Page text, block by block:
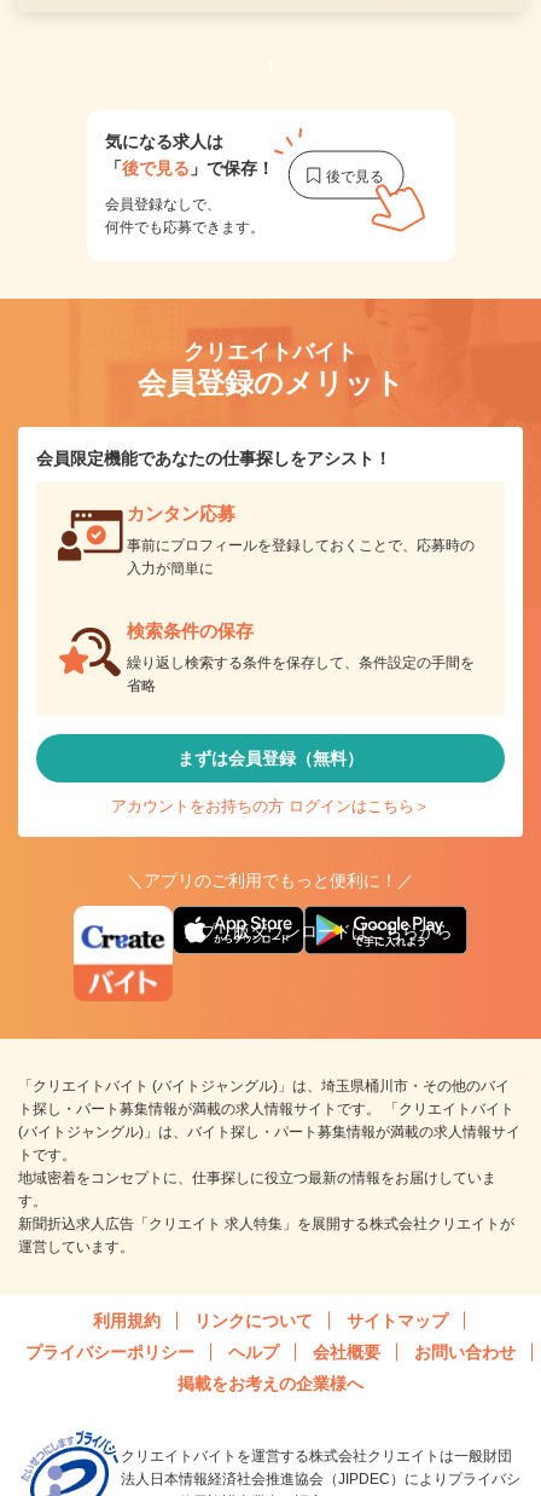
1
気になる求人は
「後で見る 」で保存！
会員登録なしで、
何件でも応募できます。
クリエイトバイト
会員登録のメリット
会員限定機能であなたの仕事探しをアシスト！
カンタン応募
事前にプロフィールを登録しておくことで、応募時の
入力が簡単に
検索条件の保存
繰り返し検索する条件を保存して、条件設定の手間を
省略
まずは会員登録（無料）
アカウントをお持ちの方 ログインはこちら＞
＼アプリのご利用でもっと便利に！／
アプリ版ダウンロードはこちらから
「クリエイトバイト (バイトジャングル)」は、埼玉県桶川市・その他のバイ
ト探し・パート募集情報が満載の求人情報サイトです。 「クリエイトバイト
(バイトジャングル)」は、バイト探し・パート募集情報が満載の求人情報サイ
トです。
地域密着をコンセプトに、仕事探しに役立つ最新の情報をお届けしていま
す。
新聞折込求人広告「クリエイト 求人特集」を展開する株式会社クリエイトが
運営しています。
利用規約 リンクについて
サイトマップ
プライバシーポリシー
ヘルプ 会社概要
お問い合わせ
掲載をお考えの企業様へ
クリエイトバイトを運営する株式会社クリエイトは一般財団
法人日本情報経済社会推進協会（JIPDEC）によりプライバシ